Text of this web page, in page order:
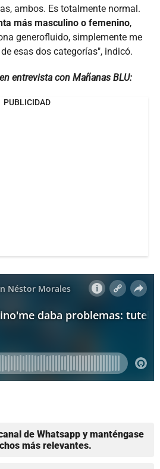
ambos. Es totalmente normal.
más masculino o femenino,
generofluido, simplemente me
esas dos categorías", indicó.
entrevista con Mañanas BLU:
PUBLICIDAD
de Whatsapp y manténgase
más relevantes.